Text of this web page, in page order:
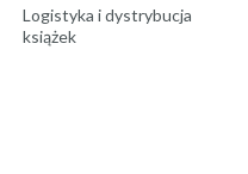
Logistyka i dystrybucja
książek